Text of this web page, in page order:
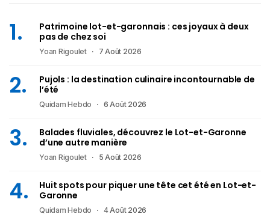
Patrimoine lot-et-garonnais : ces joyaux à deux
pas de chez soi
Yoan Rigoulet 7 Août 2026
Pujols : la destination culinaire incontournable de
l’été
Quidam Hebdo 6 Août 2026
Balades fluviales, découvrez le Lot-et-Garonne
d’une autre manière
Yoan Rigoulet 5 Août 2026
Huit spots pour piquer une tête cet été en Lot-et-
Garonne
Quidam Hebdo 4 Août 2026